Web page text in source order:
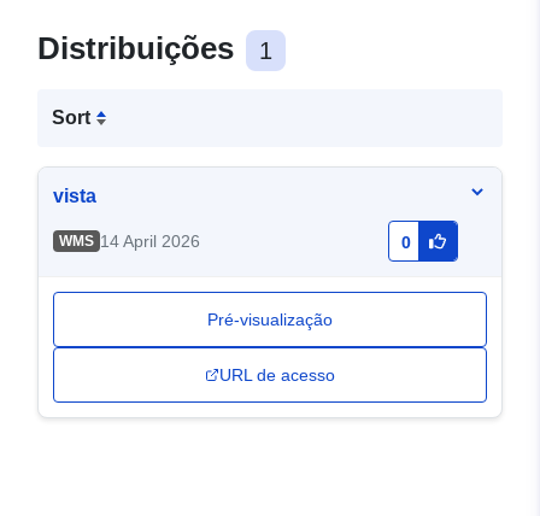
Distribuições 1
Sort
vista
WMS 14 April 2026 0
Pré-visualização
URL de acesso